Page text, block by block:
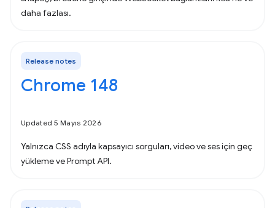
daha fazlası.
Release notes
Chrome 148
Updated 5 Mayıs 2026
Yalnızca CSS adıyla kapsayıcı sorguları, video ve ses için geç
yükleme ve Prompt API.